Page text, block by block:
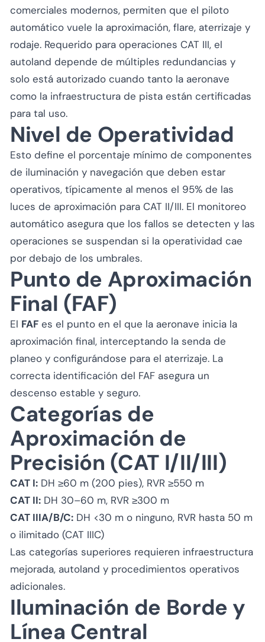
comerciales modernos, permiten que el piloto
automático vuele la aproximación, flare, aterrizaje y
rodaje. Requerido para operaciones CAT III, el
autoland depende de múltiples redundancias y
solo está autorizado cuando tanto la aeronave
como la infraestructura de pista están certificadas
para tal uso.
Nivel de Operatividad
Esto define el porcentaje mínimo de componentes
de iluminación y navegación que deben estar
operativos, típicamente al menos el 95% de las
luces de aproximación para CAT II/III. El monitoreo
automático asegura que los fallos se detecten y las
operaciones se suspendan si la operatividad cae
por debajo de los umbrales.
Punto de Aproximación
Final (FAF)
El FAF es el punto en el que la aeronave inicia la
aproximación final, interceptando la senda de
planeo y configurándose para el aterrizaje. La
correcta identificación del FAF asegura un
descenso estable y seguro.
Categorías de
Aproximación de
Precisión (CAT I/II/III)
CAT I: DH ≥60 m (200 pies), RVR ≥550 m
CAT II: DH 30–60 m, RVR ≥300 m
CAT IIIA/B/C: DH <30 m o ninguno, RVR hasta 50 m
o ilimitado (CAT IIIC)
Las categorías superiores requieren infraestructura
mejorada, autoland y procedimientos operativos
adicionales.
Iluminación de Borde y
Línea Central